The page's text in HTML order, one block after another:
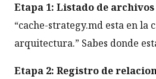
Etapa 1: Listado de
“cache-strategy.md esta en la
arquitectura.” Sabes donde
Etapa 2: Registro de